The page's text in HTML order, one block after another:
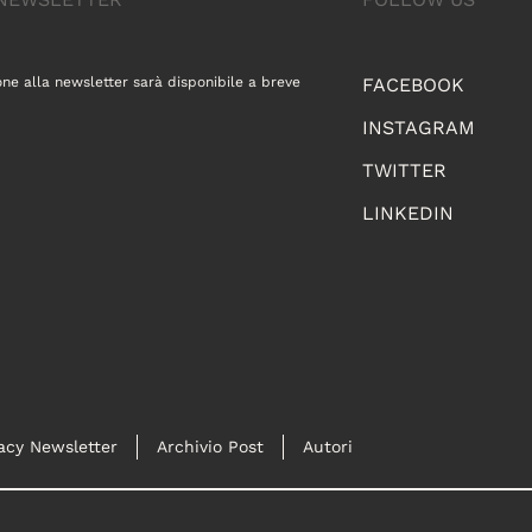
FACEBOOK
INSTAGRAM
TWITTER
LINKEDIN
alla newsletter sarà disponibile a breve
Newsletter Archivio Post Autori